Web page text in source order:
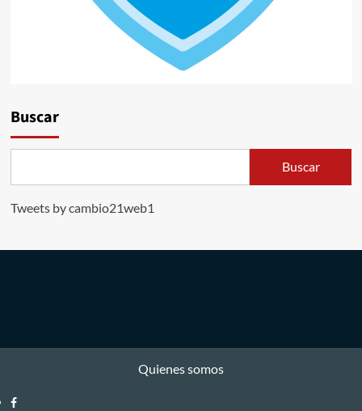
Buscar
Buscar
Tweets by cambio21web1
Quienes somos
Facebook